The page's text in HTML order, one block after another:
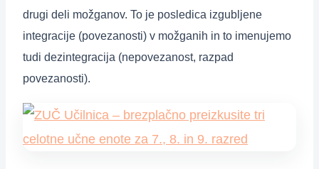
drugi deli možganov. To je posledica izgubljene
integracije (povezanosti) v možganih in to imenujemo
tudi dezintegracija (nepovezanost, razpad
povezanosti).